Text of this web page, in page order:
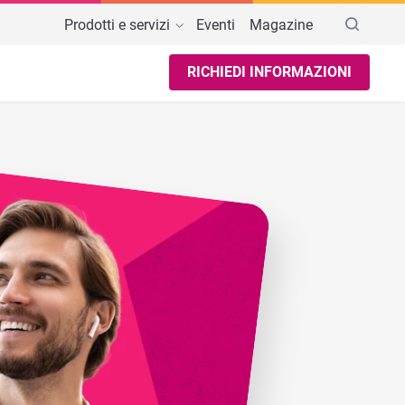
Prodotti e servizi
con
Salute e Sicurezza
Timesheet
Gestione
HCM
Welfare
Portale Studio
Eventi Magazine
RICHIEDI INFORMAZIONI